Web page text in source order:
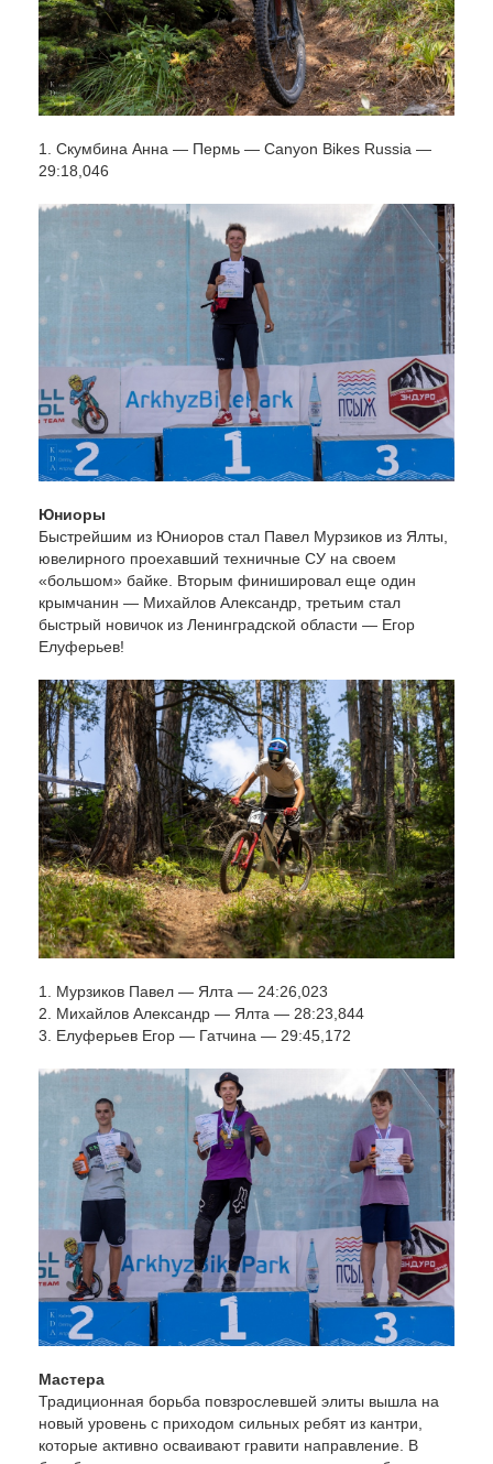
1. Скумбина Анна — Пермь — Canyon Bikes Russia —
29:18,046
Юниоры
Быстрейшим из Юниоров стал Павел Мурзиков из Ялты,
ювелирного проехавший техничные СУ на своем
«большом» байке. Вторым финишировал еще один
крымчанин — Михайлов Александр, третьим стал
быстрый новичок из Ленинградской области — Егор
Елуферьев!
1. Мурзиков Павел — Ялта — 24:26,023
2. Михайлов Александр — Ялта — 28:23,844
3. Елуферьев Егор — Гатчина — 29:45,172
Мастера
Традиционная борьба повзрослевшей элиты вышла на
новый уровень с приходом сильных ребят из кантри,
которые активно осваивают гравити направление. В